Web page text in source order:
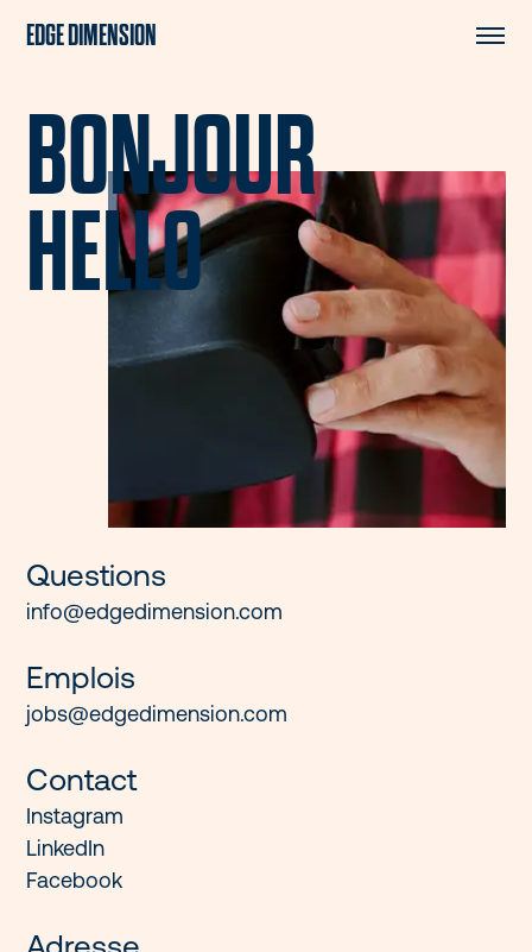
EDGE DIMENSION
Projets
À propos
Galerie
Contact
En
BONJOUR
HELLO
Questions
info@edgedimension.com
Emplois
jobs@edgedimension.com
Contact
Instagram
LinkedIn
Facebook